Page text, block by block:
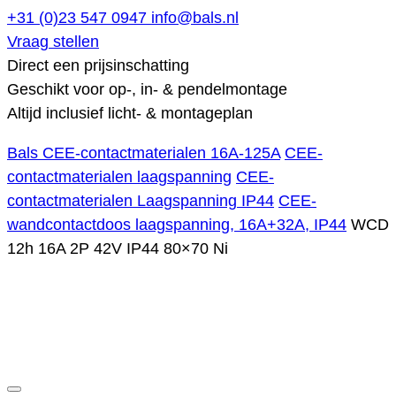
+31 (0)23 547 0947 info@bals.nl
Vraag stellen
Direct een prijsinschatting
Geschikt voor op-, in- & pendelmontage
Altijd inclusief licht- & montageplan
Bals CEE-contactmaterialen 16A-125A CEE-
contactmaterialen laagspanning CEE-
contactmaterialen Laagspanning IP44 CEE-
wandcontactdoos laagspanning, 16A+32A, IP44 WCD
12h 16A 2P 42V IP44 80×70 Ni